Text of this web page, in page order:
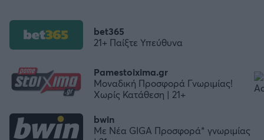
bwin
Με Νέα GIGA Προσφορά* γνωριμίας
Pamestoixima.gr
Μοναδική Προσφορά Γνωριμίας!
Χωρίς Κατάθεση | 21+
bet365
21+ Παίξτε Υπεύθυνα